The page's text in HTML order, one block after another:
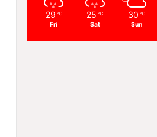
29 ℃
Fri
25 ℃
Sat
30 ℃
Sun